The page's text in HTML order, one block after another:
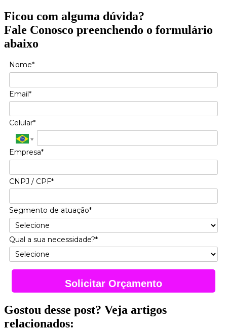
Ficou com alguma dúvida?
Fale Conosco preenchendo o formulário
abaixo
Nome*
Email*
Celular*
Empresa*
CNPJ / CPF*
Segmento de atuação*
Qual a sua necessidade?*
Solicitar Orçamento
Gostou desse post? Veja artigos
relacionados: